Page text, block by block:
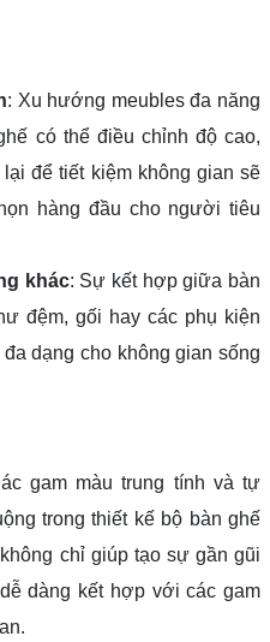
: Xu hướng meubles đa năng
có thể điều chỉnh độ cao,
để tiết kiệm không gian sẽ
hàng đầu cho người tiêu
khác: Sự kết hợp giữa bàn
đệm, gối hay các phụ kiện
dạng cho không gian sống
gam màu trung tính và tự
trong thiết kế bộ bàn ghế
chỉ giúp tạo sự gần gũi
dàng kết hợp với các gam